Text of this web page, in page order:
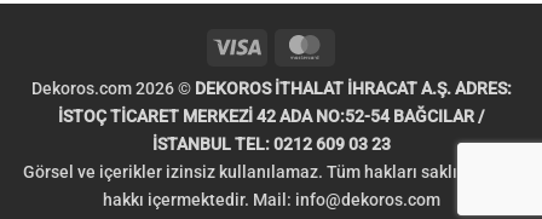
Visa
Dekoros.com 2026 © DEKOROS İTHALAT İHRACAT A.Ş. ADRES:
İSTOÇ TİCARET MERKEZİ 42 ADA NO:52-54 BAĞCILAR /
İSTANBUL TEL: 0212 609 03 23
Görsel ve içerikler izinsiz kullanılamaz. Tüm hakları saklıdır. Telif
hakkı içermektedir. Mail: info@dekoros.com